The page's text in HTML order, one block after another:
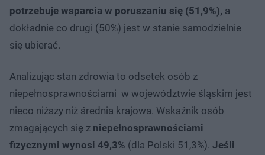
potrzebuje wsparcia w poruszaniu się (51,9%), a
dokładnie co drugi (50%) jest w stanie samodzielnie
się ubierać.
Analizując stan zdrowia to odsetek osób z
niepełnosprawnościami w województwie śląskim jest
nieco niższy niż średnia krajowa. Wskaźnik osób
zmagających się z niepełnosprawnościami
fizycznymi wynosi 49,3% (dla Polski 51,3%). Jeśli